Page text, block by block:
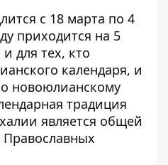
с 18 марта по 4
приходится на 5
для тех, кто
календаря, и
новоюлианскому
традиция
является общей